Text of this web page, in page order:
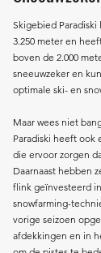
Skigebied
3.250 meter en
boven de 2.000
sneeuwzeker en
optimale ski- en
Maar wees niet
Paradiski heeft ook
die ervoor zorgen
Daarnaast hebben
flink geïnvesteerd
snowfarming-
vorige seizoen
afdekkingen en in